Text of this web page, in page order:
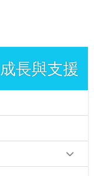
成長與支援